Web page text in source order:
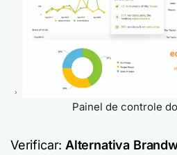
Painel de controle
Verificar: Alternativa